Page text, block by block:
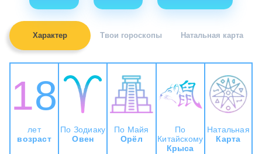
Характер Твои гороскопы Натальная карта
18
лет
возраст
По Зодиаку
Овен
По Майя
Орёл
По
Китайскому
Крыса
Натальная
Карта